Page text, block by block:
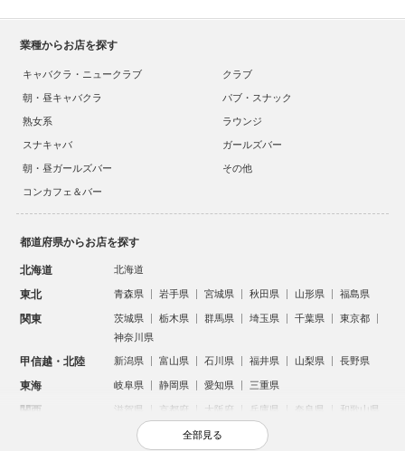
業種からお店を探す
キャバクラ・ニュークラブ
クラブ
朝・昼キャバクラ
パブ・スナック
熟女系
ラウンジ
スナキャバ
ガールズバー
朝・昼ガールズバー
その他
コンカフェ＆バー
都道府県からお店を探す
北海道 北海道
東北 青森県 岩手県 宮城県 秋田県 山形県 福島県
関東 茨城県 栃木県 群馬県 埼玉県 千葉県
東京都
神奈川県
甲信越・北陸 新潟県 富山県 石川県 福井県 山梨県 長野県
東海 岐阜県 静岡県 愛知県 三重県
関西 滋賀県 京都府 大阪府 兵庫県 奈良県 和歌山県
鳥取県 島根県 岡山県 広島県
全部見る